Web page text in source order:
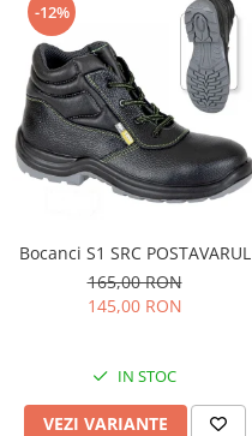
-12%
Bocanci S1 SRC POSTAVARUL
165,00 RON
145,00 RON
IN STOC
VEZI VARIANTE